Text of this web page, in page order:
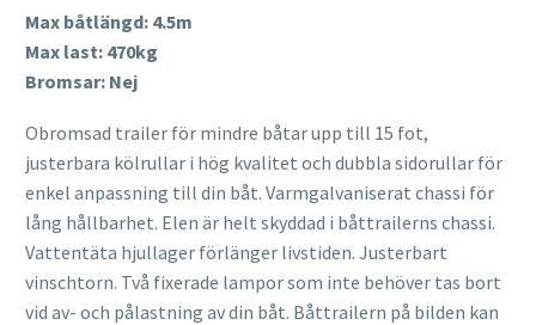
ursprungliga
priset
var:
15
680,00 kr.
nuvarande
priset
är:
14
155,00 kr.
Max båtlängd: 4.5m
Max last: 470kg
Bromsar: Nej
Obromsad trailer för mindre båtar upp till 15 fot,
justerbara kölrullar i hög kvalitet och dubbla sidorullar för
enkel anpassning till din båt. Varmgalvaniserat chassi för
lång hållbarhet. Elen är helt skyddad i båttrailerns chassi.
Vattentäta hjullager förlänger livstiden. Justerbart
vinschtorn. Två fixerade lampor som inte behöver tas bort
vid av- och pålastning av din båt. Båttrailern på bilden kan